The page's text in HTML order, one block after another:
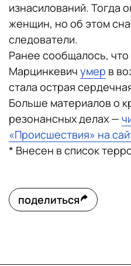
изнасилований. Тогда
женщин, но об этом
следователи.
Ранее сообщалось,
Марцинкевич умер в
стала острая
Больше материалов о
резонансных делах —
«Происшествия» на
* Внесен в список
поделиться